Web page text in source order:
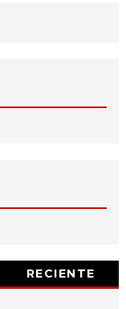
RECIENTE